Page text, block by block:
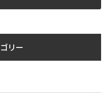
リー